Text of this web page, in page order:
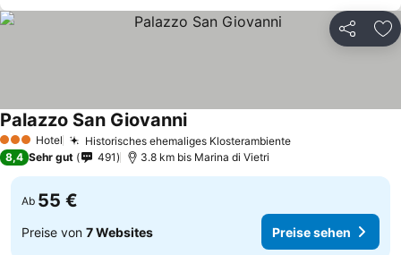
Teilen
3 SterneHotel Historisches ehemaliges Klosterambiente
Palazzo San Giovanni
8,4 Sehr gut 491 3.8 km bis Marina di Vietri
Ab 55 €
Preise von 7 Websites Preise sehen